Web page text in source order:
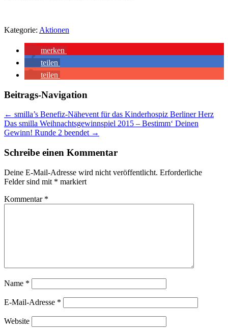
Kategorie: Aktionen
merken
teilen
teilen
Beitrags-Navigation
← smilla’s Benefiz-Nähevent für das Kinderhospiz Berliner Herz
Das smilla Weihnachtsgewinnspiel 2015 – Bestimm‘ Deinen
Gewinn! Runde 2 beendet →
Schreibe einen Kommentar
Deine E-Mail-Adresse wird nicht veröffentlicht. Erforderliche
Felder sind mit * markiert
Kommentar *
Name *
E-Mail-Adresse *
Website